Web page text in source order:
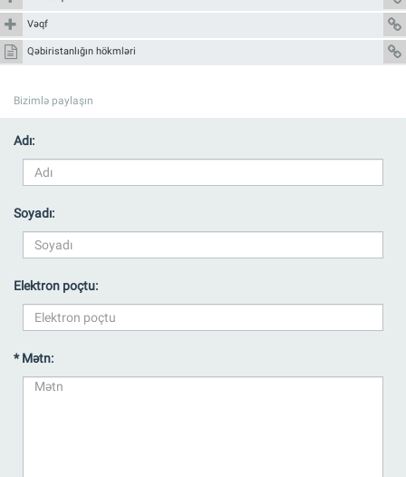
Vəqf
Qəbiristanlığın hökmləri
Bizimlə paylaşın
Adı:
Soyadı:
Elektron poçtu:
* Mətn: